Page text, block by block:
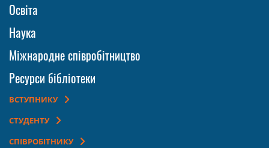
Освіта
Наука
Міжнародне співробітництво
Ресурси бібліотеки
ВСТУПНИКУ
СТУДЕНТУ
СПІВРОБІТНИКУ